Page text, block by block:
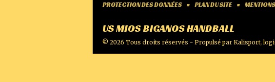
PROTECTION DES DONNÉES PLAN DU SITE
US MIOS BIGANOS HANDBALL
© 2026 Tous droits réservés - Propulsé par Kalisport,